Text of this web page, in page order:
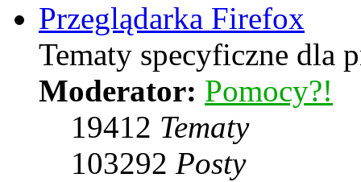
Przeglądarka Firefox
Tematy specyficzne dla
Moderator: Pomocy?!
19412 Tematy
103292 Posty